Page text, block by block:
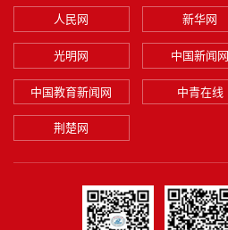
人民网 新华网
光明网 中国新闻网
中国教育新闻网 中青在线
荆楚网